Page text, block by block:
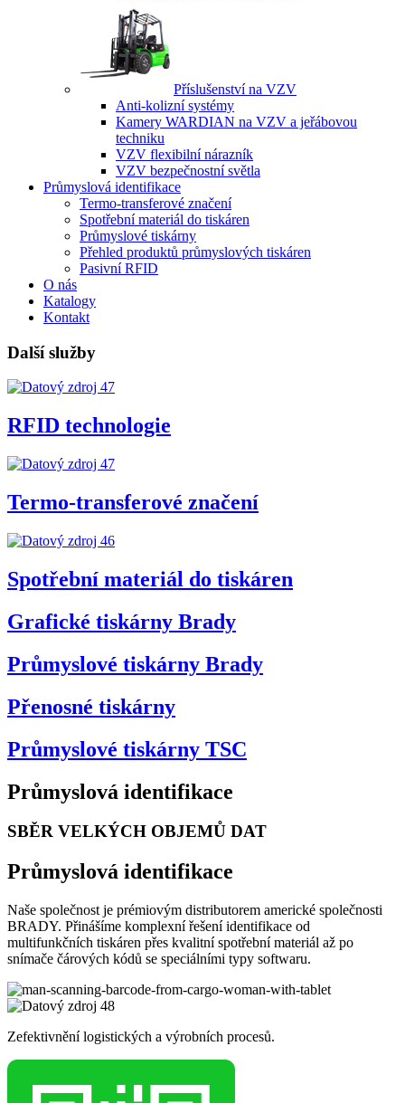
Příslušenství na VZV
Anti-kolizní systémy
Kamery WARDIAN na VZV a jeřábovou
techniku
VZV flexibilní nárazník
VZV bezpečnostní světla
Průmyslová identifikace
Termo-transferové značení
Spotřební materiál do tiskáren
Průmyslové tiskárny
Přehled produktů průmyslových tiskáren
Pasivní RFID
O nás
Katalogy
Kontakt
Další služby
RFID technologie
Termo-transferové značení
Spotřební materiál do tiskáren
Grafické tiskárny Brady
Průmyslové tiskárny Brady
Přenosné tiskárny
Průmyslové tiskárny TSC
Průmyslová identifikace
SBĚR VELKÝCH OBJEMŮ DAT
Průmyslová identifikace
Naše společnost je prémiovým distributorem americké společnosti
BRADY. Přinášíme komplexní řešení identifikace od
multifunkčních tiskáren přes kvalitní spotřební materiál až po
snímače čárových kódů se speciálními typy softwaru.
Zefektivnění logistických a výrobních procesů.